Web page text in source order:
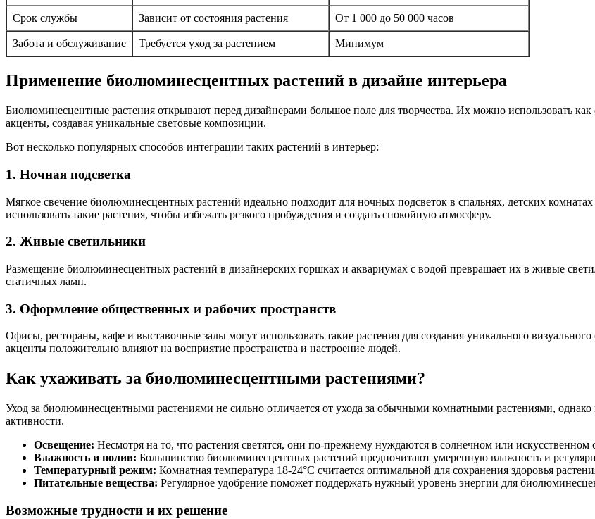
Срок службы Зависит от состояния растения От 1 000 до 50 000 часов
Забота и обслуживание Требуется уход за растением Минимум
Применение биолюминесцентных растений в дизайне интерьера
Биолюминесцентные растения открывают перед дизайнерами большое поле для творчества. Их можно использовать
акценты, создавая уникальные световые композиции.
Вот несколько популярных способов интеграции таких растений в интерьер:
1. Ночная подсветка
Мягкое свечение биолюминесцентных растений идеально подходит для ночных подсветок в спальнях, детских
использовать такие растения, чтобы избежать резкого пробуждения и создать спокойную атмосферу.
2. Живые светильники
Размещение биолюминесцентных растений в дизайнерских горшках и аквариумах с водой превращает их в живые
статичных ламп.
3. Оформление общественных и рабочих пространств
Офисы, рестораны, кафе и выставочные залы могут использовать такие растения для создания уникального
акценты положительно влияют на восприятие пространства и настроение людей.
Как ухаживать за биолюминесцентными растениями?
Уход за биолюминесцентными растениями не сильно отличается от ухода за обычными комнатными растениями,
активности.
Освещение: Несмотря на то, что растения светятся, они по-прежнему нуждаются в солнечном или искусственном
Влажность и полив: Большинство биолюминесцентных растений предпочитают умеренную влажность и
Температурный режим: Комнатная температура 18-24°C считается оптимальной для сохранения здоровья
Питательные вещества: Регулярное удобрение поможет поддержать нужный уровень энергии для
Возможные трудности и их решение